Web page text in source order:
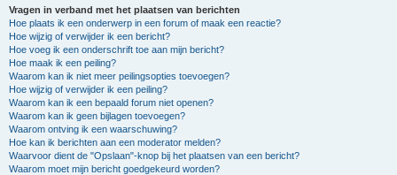
Vragen in verband met het plaatsen van berichten
Hoe plaats ik een onderwerp in een forum of maak een reactie?
Hoe wijzig of verwijder ik een bericht?
Hoe voeg ik een onderschrift toe aan mijn bericht?
Hoe maak ik een peiling?
Waarom kan ik niet meer peilingsopties toevoegen?
Hoe wijzig of verwijder ik een peiling?
Waarom kan ik een bepaald forum niet openen?
Waarom kan ik geen bijlagen toevoegen?
Waarom ontving ik een waarschuwing?
Hoe kan ik berichten aan een moderator melden?
Waarvoor dient de "Opslaan"-knop bij het plaatsen van een bericht?
Waarom moet mijn bericht goedgekeurd worden?